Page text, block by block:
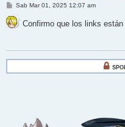
M
n
s
Sab Mar 01, 2025 12:07 am
Confirmo que los links